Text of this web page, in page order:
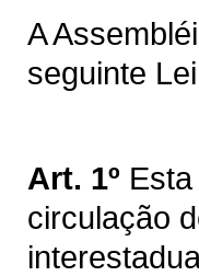
A
seguinte
Art. 1º
circulação